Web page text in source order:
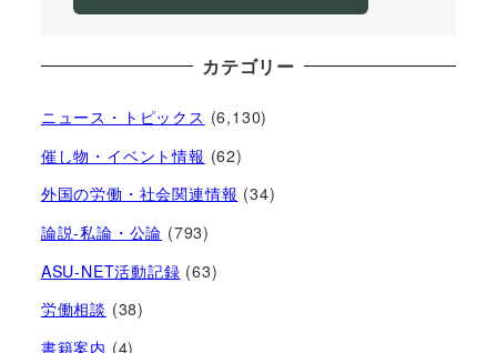
カテゴリー
ニュース・トピックス (6,130)
催し物・イベント情報 (62)
外国の労働・社会関連情報 (34)
論説-私論・公論 (793)
ASU-NET活動記録 (63)
労働相談 (38)
書籍案内 (4)